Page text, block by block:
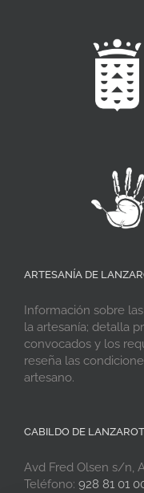
ARTESANÍA DE
Información sobre
la artesanía; detalla
convocados y los
reseña las
artesano.
CABILDO DE
Avd Fred Olsen s/n,
Teléfono: 928 81 01